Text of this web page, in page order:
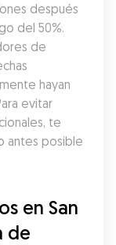
después
del 50%.
de
hayan
evitar
te
antes posible
en San
de